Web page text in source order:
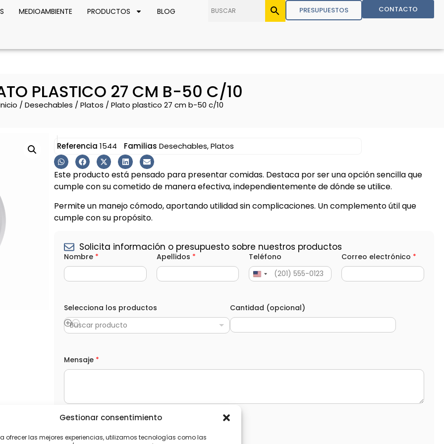
Gestionar consentimiento
ofrecer las mejores experiencias, utilizamos tecnologías como las
MEDIOAMBIENTE PRODUCTOS BLOG PRESUPUESTOS CONTACTO
PLASTICO 27 CM B-50 C/10
/ Desechables / Platos / Plato plastico 27 cm b-50 c/10
Referencia 1544 Familias Desechables,Platos
Este producto está pensado para presentar comidas. Destaca por ser una opción sencilla que
cumple con su cometido de manera efectiva, independientemente de dónde se utilice.
Permite un manejo cómodo, aportando utilidad sin complicaciones. Un complemento útil que
cumple con su propósito.
Solicita información o presupuesto sobre nuestros productos
Nombre * Apellidos * Teléfono Correo electrónico *
Selecciona los productos
Buscar producto
Cantidad (opcional)
e
l
i
n
*
Mensaje *
L
P
He leído y acepto laPolítica de privacidad